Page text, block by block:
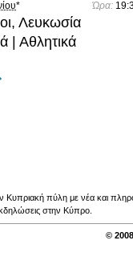
* Ώρα:
Λευκωσία
| Αθλητικά
πύλη με νέα και
στην Κύπρο.
©